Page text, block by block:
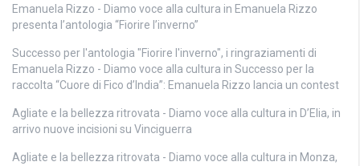
Emanuela Rizzo - Diamo voce alla cultura in Emanuela Rizzo
presenta l’antologia “Fiorire l’inverno”
Successo per l'antologia "Fiorire l'inverno", i ringraziamenti di
Emanuela Rizzo - Diamo voce alla cultura in Successo per la
raccolta “Cuore di Fico d’India”: Emanuela Rizzo lancia un contest
Agliate e la bellezza ritrovata - Diamo voce alla cultura in D’Elia, in
arrivo nuove incisioni su Vinciguerra
Agliate e la bellezza ritrovata - Diamo voce alla cultura in Monza,